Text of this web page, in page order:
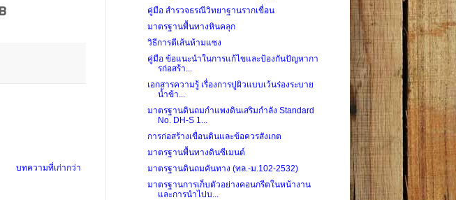
บทความที่เก่ากว่า
คู่มือ สำรวจธรณีวิทยาฐานรากเขื่อน
มาตรฐานพื้นทางหินคลุก
วิธีการตีเส้นห้ามแซง
คู่มือ ข้อแนะนำในการแก้ไขและป้องกันปัญหากา
รก่อสร้า...
เอกสารความรู้ เรื่องการปูผิวแบบเว้นร่องระบาย
น้ำข้า...
มาตรฐานดินถมกำแพงดินเสริมกำลัง Standard
No. DH-S 1...
การก่อสร้างเขื่อนดินและข้อควรสังเกต
มาตรฐานพื้นทางดินซีเมนต์
มาตรฐานดินถมคันทาง (ทล.-ม.102-2532)
มาตรฐานการเก็บตัวอย่างคอนกรีตในหน้างาน
และการนำไปบ...